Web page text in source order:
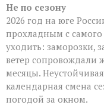
Не по сезону
2026 год на юге
прохладным с
уходить: заморозки,
ветер сопровождали
месяцы.
календарная смена
погодой за окном.